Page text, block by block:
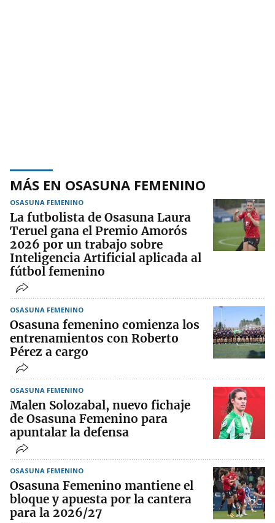
MÁS EN OSASUNA FEMENINO
OSASUNA FEMENINO
La futbolista de Osasuna Laura
Teruel gana el Premio Amorós
2026 por un trabajo sobre
Inteligencia Artificial aplicada al
fútbol femenino
OSASUNA FEMENINO
Osasuna femenino comienza los
entrenamientos con Roberto
Pérez a cargo
OSASUNA FEMENINO
Malen Solozabal, nuevo fichaje
de Osasuna Femenino para
apuntalar la defensa
OSASUNA FEMENINO
Osasuna Femenino mantiene el
bloque y apuesta por la cantera
para la 2026/27